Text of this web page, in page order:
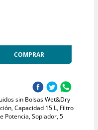
COMPRAR
sin Bolsas Wet&Dry
Capacidad 15 L, Filtro
Potencia, Soplador, 5